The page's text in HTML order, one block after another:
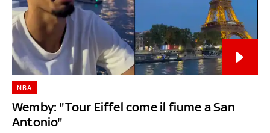
Wemby: "Tour Eiffel come il fiume a San
Antonio"
NBA